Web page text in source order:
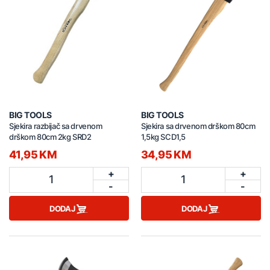
BIG TOOLS
Sjekira razbijač sa drvenom
drškom 80cm 2kg SRD2
41,95 KM
1
+
-
DODAJ
BIG TOOLS
Sjekira sa drvenom drškom 80cm
1,5kg SCD1,5
34,95 KM
1
+
-
DODAJ